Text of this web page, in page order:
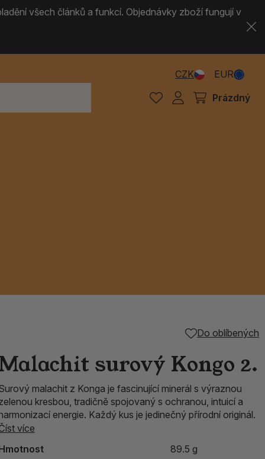
všech článků a funkcí. Objednávky zboží fungují v
CZK
EUR
Prázdný
Orientální kovové
lucerny
Do oblíbených
surový Kongo 2.
malachit z Konga je fascinující minerál s výraznou
kresbou, tradičně spojovaný s ochranou, intuicí a
energie. Každý kus je jedinečný přírodní originál.
více
89.5 g